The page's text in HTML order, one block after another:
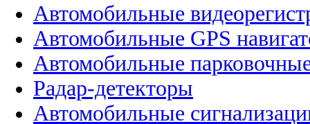
Автомобильные
Автомобильные GPS
Автомобильные
Радар-детекторы
Автомобильные